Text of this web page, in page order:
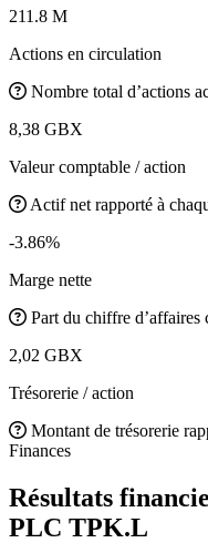
211.8 M
Actions en circulation
Nombre total d’actions
8,38 GBX
Valeur comptable / action
Actif net rapporté à
-3.86%
Marge nette
Part du chiffre d’affaires
2,02 GBX
Trésorerie / action
Montant de trésorerie
Finances
Résultats
PLC TPK.L